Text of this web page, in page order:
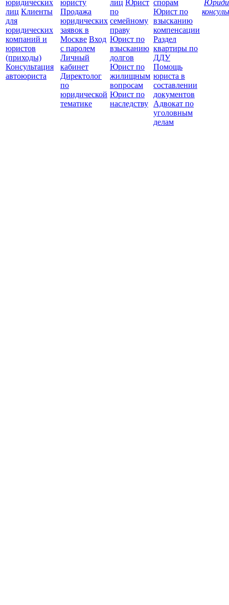
юридических
лиц Клиенты
для
юридических
компаний и
юристов
(приходы)
Консультация
автоюриста
юристу
Продажа
юридических
заявок в
Москве Вход
с паролем
Личный
кабинет
Директолог
по
юридической
тематике
лиц Юрист
по
семейному
праву
Юрист по
взысканию
долгов
Юрист по
жилищным
вопросам
Юрист по
наследству
спорам
Юрист по
взысканию
компенсации
Раздел
квартиры по
ДДУ
Помощь
юриста в
составлении
документов
Адвокат по
уголовным
делам